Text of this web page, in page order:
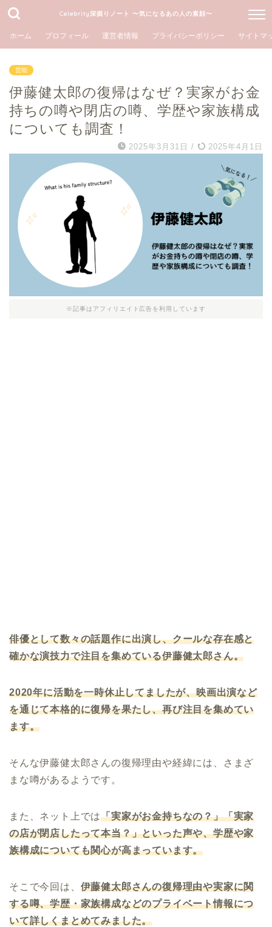
Celebrity深掘りノート 〜気になるあの人の素顔〜
ホーム プロフィール 運営者情報 プライバシーポリシー サイトマ
芸能
伊藤健太郎の復帰はなぜ？実家がお金
持ちの噂や閉店の噂、学歴や家族構成
についても調査！
2025年3月31日 / 2025年4月1日
※記事はアフィリエイト広告を利用しています
俳優として数々の話題作に出演し、クールな存在感と
確かな演技力で注目を集めている伊藤健太郎さん。
2020年に活動を一時休止してましたが、映画出演など
を通じて本格的に復帰を果たし、再び注目を集めてい
ます。
そんな伊藤健太郎さんの復帰理由や経緯には、さまざ
まな噂があるようです。
また、ネット上では「実家がお金持ちなの？」「実家
の店が閉店したって本当？」といった声や、学歴や家
族構成についても関心が高まっています。
そこで今回は、 伊藤健太郎さんの復帰理由や実家に関
する噂、学歴・家族構成などのプライベート情報につ
いて詳しくまとめてみました。